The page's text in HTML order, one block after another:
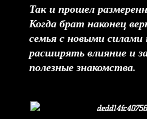
Так и прошел
Когда брат наконец
семья с новыми силами
расширять влияние и
полезные знакомства.